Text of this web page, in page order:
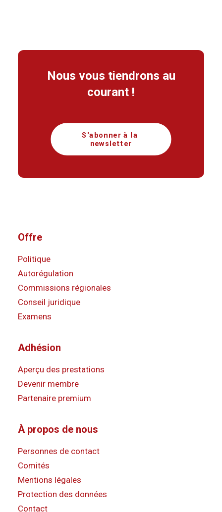
Nous vous tiendrons au
courant !
S'abonner à la
newsletter
Offre
Politique
Autorégulation
Commissions régionales
Conseil juridique
Examens
Adhésion
Aperçu des prestations
Devenir membre
Partenaire premium
À propos de nous
Personnes de contact
Comités
Mentions légales
Protection des données
Contact